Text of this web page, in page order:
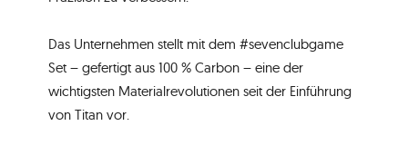
Das Unternehmen stellt mit dem #sevenclubgame
Set – gefertigt aus 100 % Carbon – eine der
wichtigsten Materialrevolutionen seit der Einführung
von Titan vor.